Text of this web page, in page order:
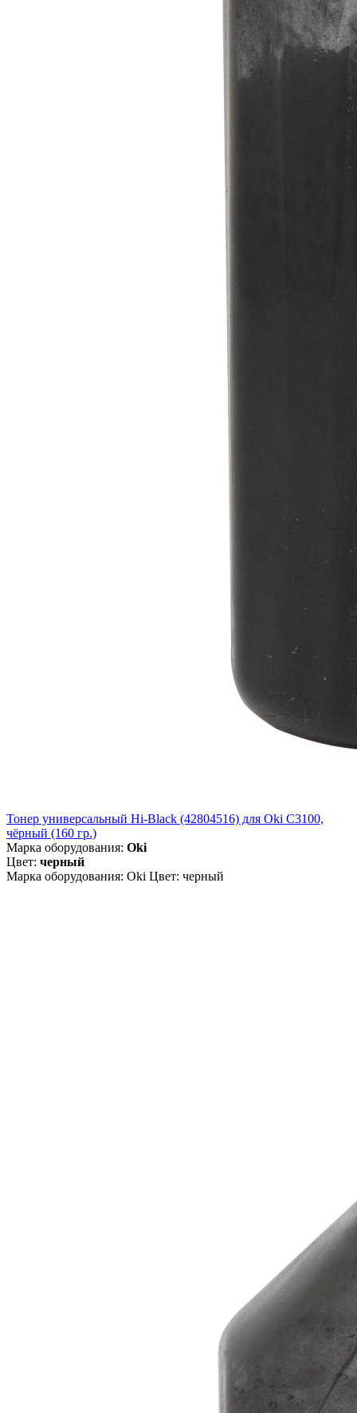
Тонер универсальный Hi-Black (42804516) для Oki С3100,
чёрный (160 гр.)
Марка оборудования: Oki
Цвет: черный
Марка оборудования: Oki Цвет: черный